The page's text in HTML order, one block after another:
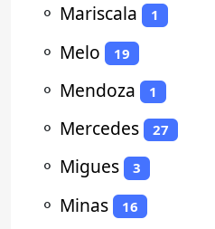
⚬ Mariscala 1
⚬ Melo 19
⚬ Mendoza 1
⚬ Mercedes 27
⚬ Migues 3
⚬ Minas 16